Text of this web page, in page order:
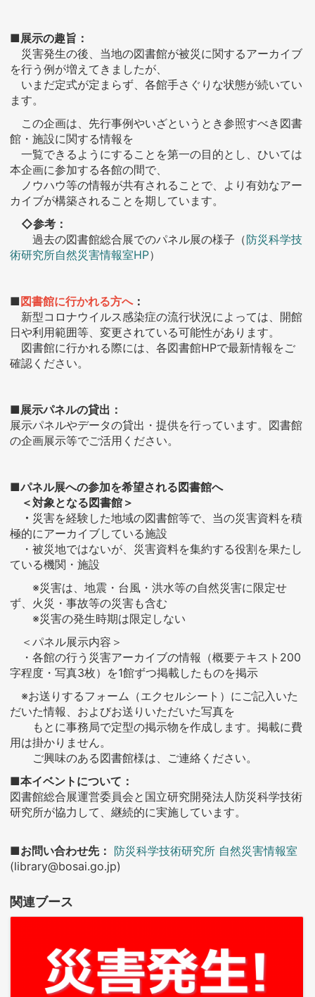
■展示の趣旨：
災害発生の後、当地の図書館が被災に関するアーカイブ
を行う例が増えてきましたが、
いまだ定式が定まらず、各館手さぐりな状態が続いてい
ます。
この企画は、先行事例やいざというとき参照すべき図書
館・施設に関する情報を
一覧できるようにすることを第一の目的とし、ひいては
本企画に参加する各館の間で、
ノウハウ等の情報が共有されることで、より有効なアー
カイブが構築されることを期しています。
◇参考：
過去の図書館総合展でのパネル展の様子（防災科学技
術研究所自然災害情報室HP）
■ 図書館に行かれる方へ：
新型コロナウイルス感染症の流行状況によっては、開館
日や利用範囲等、変更されている可能性があります。
図書館に行かれる際には、各図書館HPで最新情報をご
確認ください。
■展示パネルの貸出：
展示パネルやデータの貸出・提供を行っています。図書館
の企画展示等でご活用ください。
■パネル展への参加を希望される図書館へ
＜対象となる図書館＞
・ 災害を経験した地域の図書館等で、当の災害資料を積
極的にアーカイブしている施設
・被災地ではないが、災害資料を集約する役割を果たし
ている機関・施設
※災害は、地震・台風・洪水等の自然災害に限定せ
ず、火災・事故等の災害も含む
※災害の発生時期は限定しない
＜パネル展示内容＞
・各館の行う災害アーカイブの情報（概要テキスト200
字程度・写真3枚）を1館ずつ掲載したものを掲示
※お送りするフォーム（エクセルシート）にご記入いた
だいた情報、およびお送りいただいた写真を
もとに事務局で定型の掲示物を作成します。掲載に費
用は掛かりません。
ご興味のある図書館様は、ご連絡ください。
■本イベントについて：
図書館総合展運営委員会と国立研究開発法人防災科学技術
研究所が協力して、継続的に実施しています。
■お問い合わせ先： 防災科学技術研究所 自然災害情報室
(library@bosai.go.jp)
関連ブース